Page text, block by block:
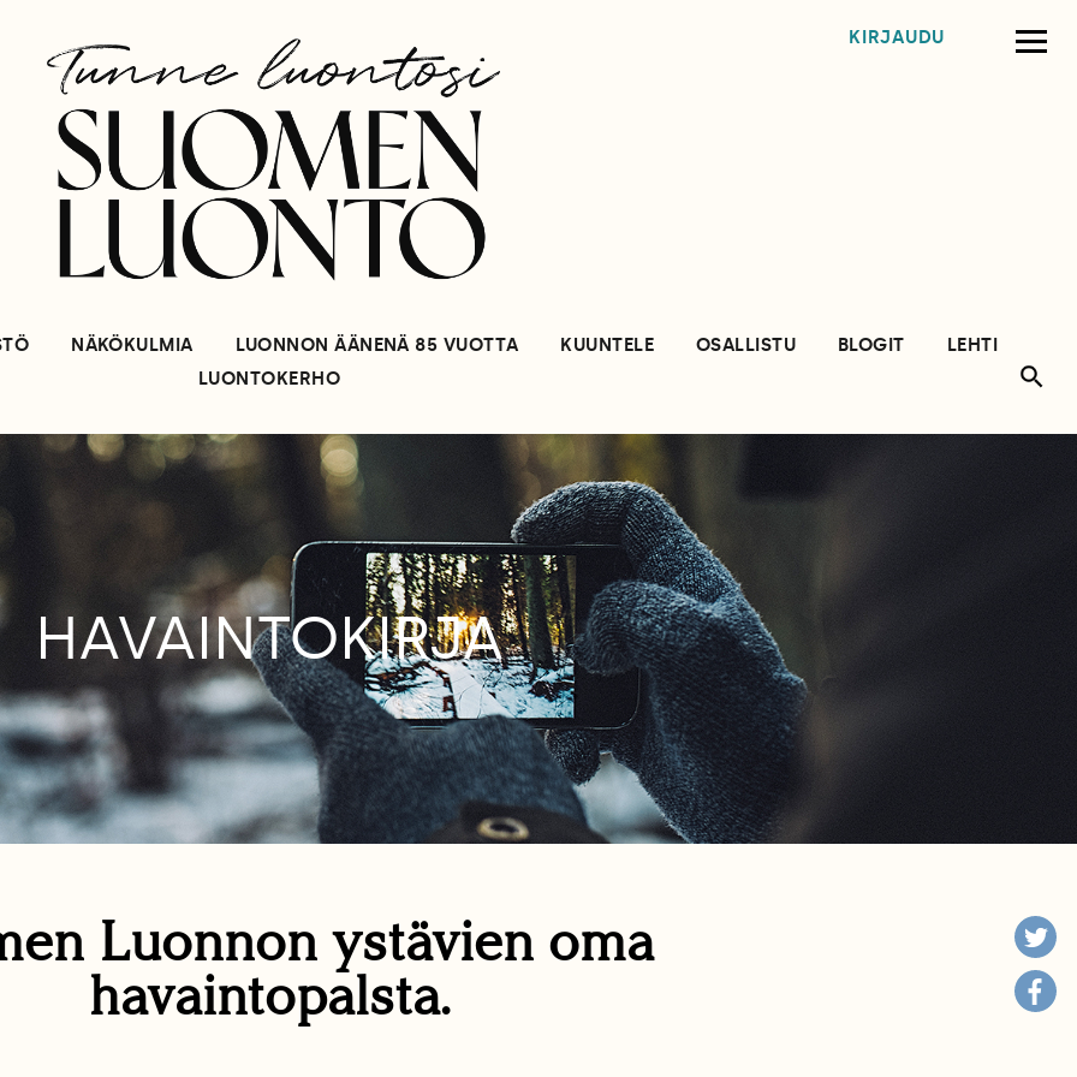
KIRJAUDU
NÄKÖKULMIA LUONNON ÄÄNENÄ 85 VUOTTA KUUNTELE OSALLISTU BLOGIT
LEHTI
LUONTOKERHO
HAVAINTOKIRJA
Luonnon ystävien oma
havaintopalsta.